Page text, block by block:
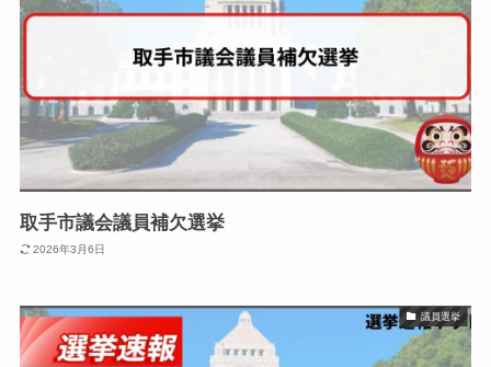
取手市議会議員補欠選挙
2026年3月6日
議員選挙